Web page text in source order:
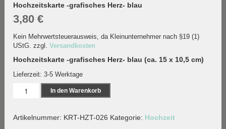
Hochzeitskarte -grafisches Herz- blau
3,80€
Kein Mehrwertsteuerausweis, da Kleinunternehmer nach §19 (1)
UStG. zzgl.Versandkosten
Hochzeitskarte -grafisches Herz- blau (ca. 15 x 10,5 cm)
Lieferzeit:3-5 Werktage
Hochzeitskarte
Herz-
In den Warenkorb
Artikelnummer: KRT-HZT-026 Kategorie: Hochzeit